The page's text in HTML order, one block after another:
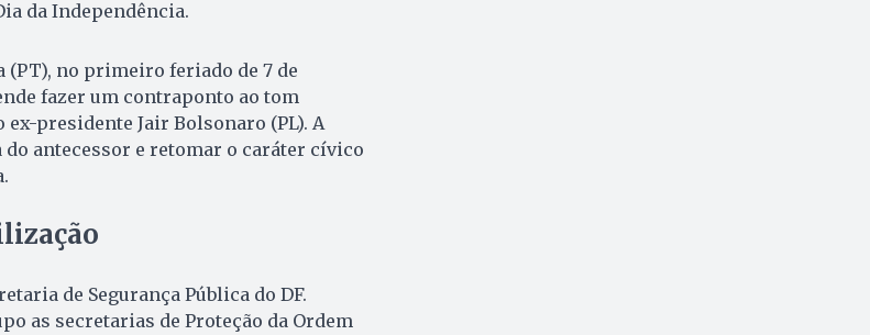
da Independência.
(PT), no primeiro feriado de 7 de
fazer um contraponto ao tom
presidente Jair Bolsonaro (PL). A
antecessor e retomar o caráter cívico
de Segurança Pública do DF.
as secretarias de Proteção da Ordem